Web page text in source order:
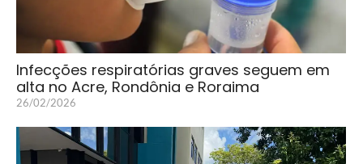
Infecções respiratórias graves seguem em
alta no Acre, Rondônia e Roraima
26/02/2026